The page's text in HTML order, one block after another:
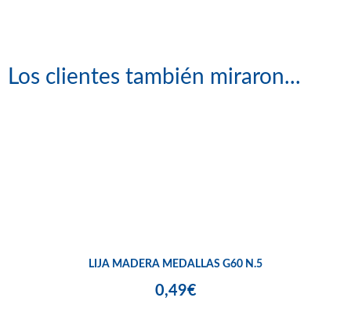
Los clientes también miraron...
LIJA MADERA MEDALLAS G60 N.5
0,49€